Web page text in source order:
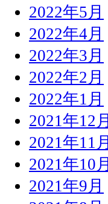
2022年5月
2022年4月
2022年3月
2022年2月
2022年1月
2021年12月
2021年11月
2021年10月
2021年9月